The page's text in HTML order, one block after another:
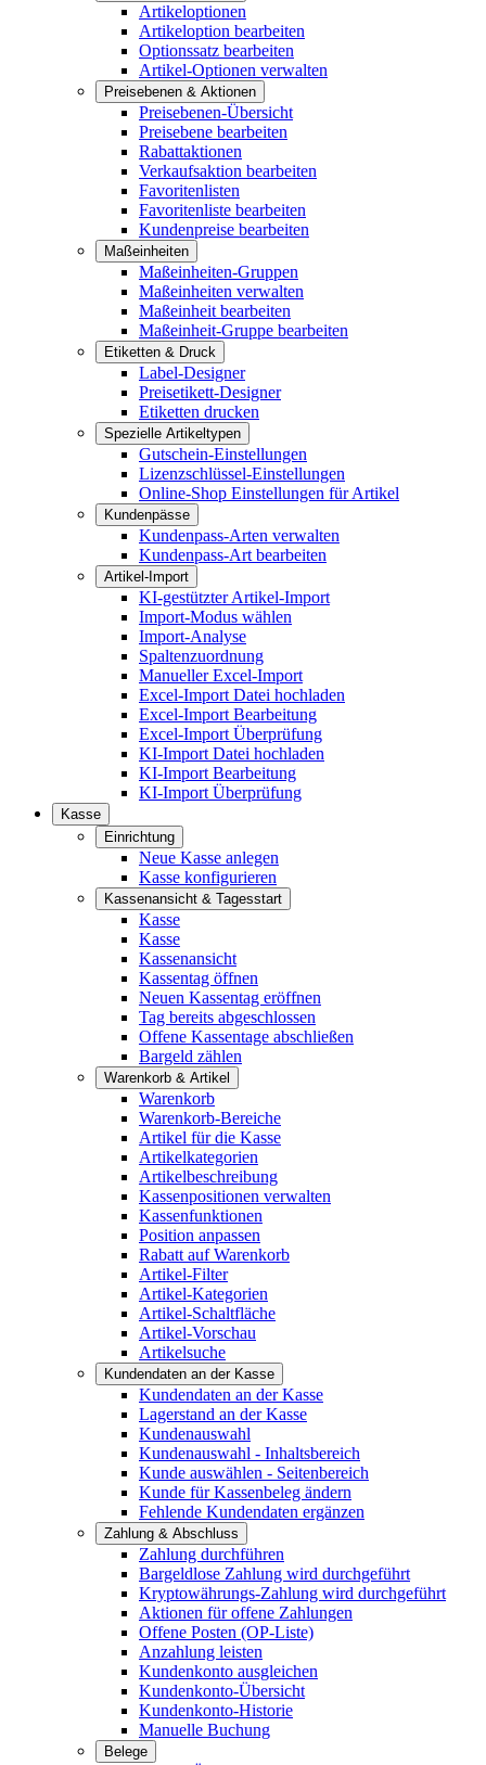
Artikeloptionen
Artikeloption bearbeiten
Optionssatz bearbeiten
Artikel-Optionen verwalten
Preisebenen & Aktionen
Preisebenen-Übersicht
Preisebene bearbeiten
Rabattaktionen
Verkaufsaktion bearbeiten
Favoritenlisten
Favoritenliste bearbeiten
Kundenpreise bearbeiten
Maßeinheiten
Maßeinheiten-Gruppen
Maßeinheiten verwalten
Maßeinheit bearbeiten
Maßeinheit-Gruppe bearbeiten
Etiketten & Druck
Label-Designer
Preisetikett-Designer
Etiketten drucken
Spezielle Artikeltypen
Gutschein-Einstellungen
Lizenzschlüssel-Einstellungen
Online-Shop Einstellungen für Artikel
Kundenpässe
Kundenpass-Arten verwalten
Kundenpass-Art bearbeiten
Artikel-Import
KI-gestützter Artikel-Import
Import-Modus wählen
Import-Analyse
Spaltenzuordnung
Manueller Excel-Import
Excel-Import Datei hochladen
Excel-Import Bearbeitung
Excel-Import Überprüfung
KI-Import Datei hochladen
KI-Import Bearbeitung
KI-Import Überprüfung
Kasse
Einrichtung
Neue Kasse anlegen
Kasse konfigurieren
Kassenansicht & Tagesstart
Kasse
Kasse
Kassenansicht
Kassentag öffnen
Neuen Kassentag eröffnen
Tag bereits abgeschlossen
Offene Kassentage abschließen
Bargeld zählen
Warenkorb & Artikel
Warenkorb
Warenkorb-Bereiche
Artikel für die Kasse
Artikelkategorien
Artikelbeschreibung
Kassenpositionen verwalten
Kassenfunktionen
Position anpassen
Rabatt auf Warenkorb
Artikel-Filter
Artikel-Kategorien
Artikel-Schaltfläche
Artikel-Vorschau
Artikelsuche
Kundendaten an der Kasse
Kundendaten an der Kasse
Lagerstand an der Kasse
Kundenauswahl
Kundenauswahl - Inhaltsbereich
Kunde auswählen - Seitenbereich
Kunde für Kassenbeleg ändern
Fehlende Kundendaten ergänzen
Zahlung & Abschluss
Zahlung durchführen
Bargeldlose Zahlung wird durchgeführt
Kryptowährungs-Zahlung wird durchgeführt
Aktionen für offene Zahlungen
Offene Posten (OP-Liste)
Anzahlung leisten
Kundenkonto ausgleichen
Kundenkonto-Übersicht
Kundenkonto-Historie
Manuelle Buchung
Belege